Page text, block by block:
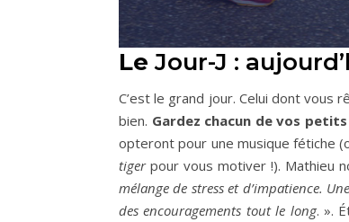
LeJour-J :
C’est le grand jour. Celui dont vous
bien. Gardez chacun de vos petits
opteront pour une musique fétiche
tigerpour vous motiver !). Mathieu
mélange de stress et d’impatience.
des encouragements tout le long. ».